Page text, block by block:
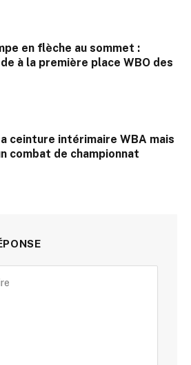
en flèche au sommet :
à la première place WBO des
ceinture intérimaire WBA mais
combat de championnat